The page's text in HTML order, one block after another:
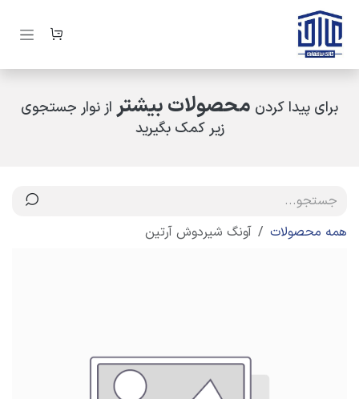
صرف نظر و مشاهده محتوا
برای پیدا کردن محصولات بیشتر از نوار جستجوی
زیر کمک بگیرید
همه محصولات آونگ شیردوش آرتین